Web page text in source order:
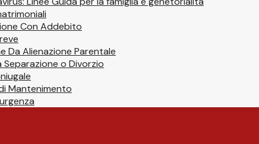
Con Addebito
Da Alienazione Parentale
Separazione o Divorzio
Mantenimento